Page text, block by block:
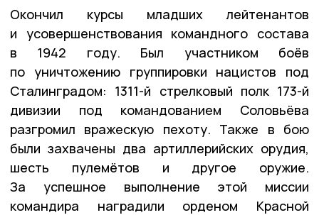
Окончил курсы младших лейтенантов
и усовершенствования командного состава
в 1942 году. Был участником боёв
по уничтожению группировки нацистов под
Сталинградом: 1311-й стрелковый полк 173-й
дивизии под командованием Соловьёва
разгромил вражескую пехоту. Также в бою
были захвачены два артиллерийских орудия,
шесть пулемётов и другое оружие.
За успешное выполнение этой миссии
командира наградили орденом Красной